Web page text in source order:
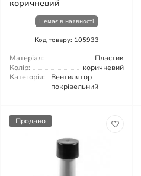
коричневий
Немає в наявності
Код товару: 105933
Матеріал:
Пластик
Колір:
коричневий
Категорія:
Вентилятор
покрівельний
Продано